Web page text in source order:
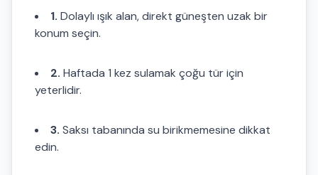
1. Dolaylı ışık alan, direkt güneşten uzak bir
konum seçin.
2. Haftada 1 kez sulamak çoğu tür için
yeterlidir.
3. Saksı tabanında su birikmemesine dikkat
edin.